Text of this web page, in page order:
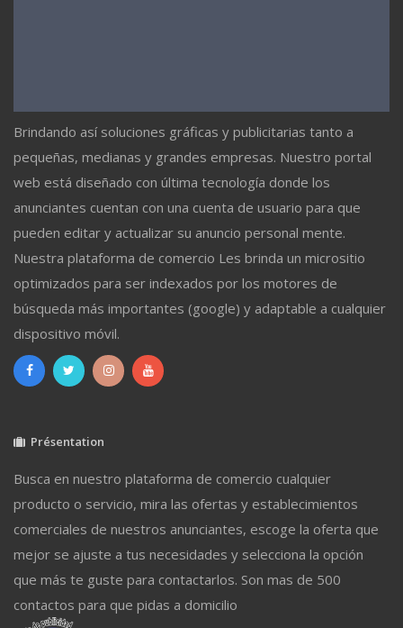
Brindando así soluciones gráficas y publicitarias tanto a
pequeñas, medianas y grandes empresas. Nuestro portal
web está diseñado con última tecnología donde los
anunciantes cuentan con una cuenta de usuario para que
pueden editar y actualizar su anuncio personal mente.
Nuestra plataforma de comercio Les brinda un micrositio
optimizados para ser indexados por los motores de
búsqueda más importantes (google) y adaptable a cualquier
dispositivo móvil.
Présentation
Busca en nuestro plataforma de comercio cualquier
producto o servicio, mira las ofertas y establecimientos
comerciales de nuestros anunciantes, escoge la oferta que
mejor se ajuste a tus necesidades y selecciona la opción
que más te guste para contactarlos. Son mas de 500
contactos para que pidas a domicilio